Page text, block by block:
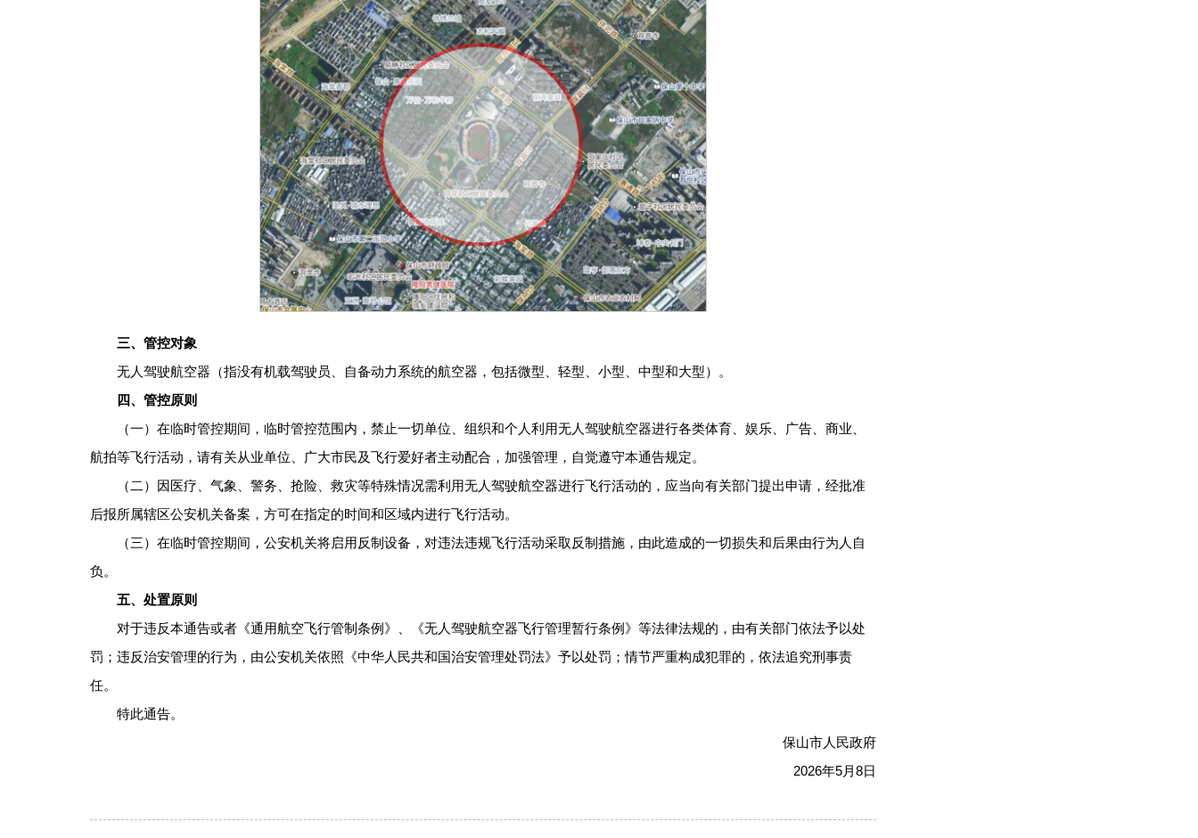
三、管控对象
无人驾驶航空器（指没有机载驾驶员、自备动力系统的航空器，包括微型、轻型、小型、中型和大型）。
四、管控原则
（一）在临时管控期间，临时管控范围内，禁止一切单位、组织和个人利用无人驾驶航空器进行各类体育、娱乐、广告、商业、
航拍等飞行活动，请有关从业单位、广大市民及飞行爱好者主动配合，加强管理，自觉遵守本通告规定。
（二）因医疗、气象、警务、抢险、救灾等特殊情况需利用无人驾驶航空器进行飞行活动的，应当向有关部门提出申请，经批准
后报所属辖区公安机关备案，方可在指定的时间和区域内进行飞行活动。
（三）在临时管控期间，公安机关将启用反制设备，对违法违规飞行活动采取反制措施，由此造成的一切损失和后果由行为人自
负。
五、处置原则
对于违反本通告或者《通用航空飞行管制条例》、《无人驾驶航空器飞行管理暂行条例》等法律法规的，由有关部门依法予以处
罚；违反治安管理的行为，由公安机关依照《中华人民共和国治安管理处罚法》予以处罚；情节严重构成犯罪的，依法追究刑事责
任。
特此通告。
保山市人民政府
2026年5月8日